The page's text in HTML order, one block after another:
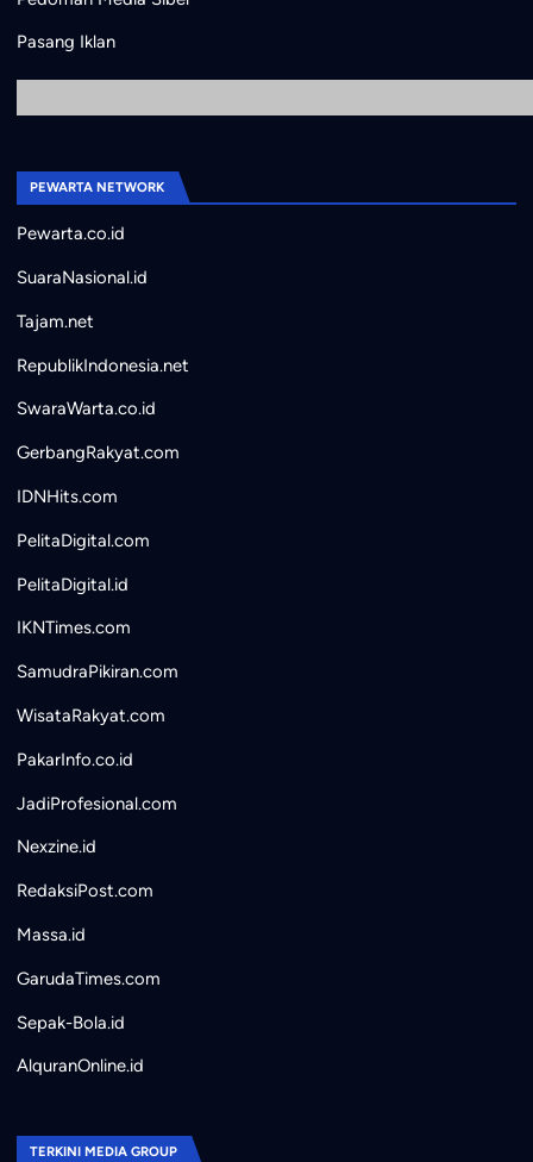
Pasang Iklan
PEWARTA NETWORK
Pewarta.co.id
SuaraNasional.id
Tajam.net
RepublikIndonesia.net
SwaraWarta.co.id
GerbangRakyat.com
IDNHits.com
PelitaDigital.com
PelitaDigital.id
IKNTimes.com
SamudraPikiran.com
WisataRakyat.com
PakarInfo.co.id
JadiProfesional.com
Nexzine.id
RedaksiPost.com
Massa.id
GarudaTimes.com
Sepak-Bola.id
AlquranOnline.id
TERKINI MEDIA GROUP